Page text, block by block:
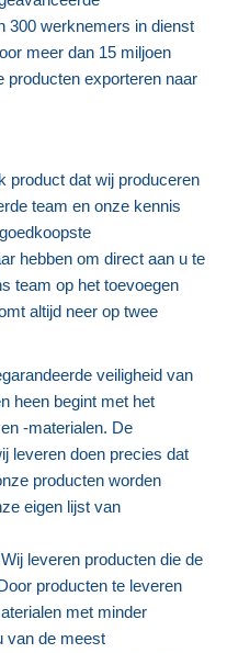
300 werknemers in dienst
meer dan 15 miljoen
producten exporteren naar
product dat wij produceren
team en onze kennis
hebben om direct aan u te
team op het toevoegen
altijd neer op twee
veiligheid van
heen begint met het
-materialen. De
leveren doen precies dat
producten worden
eigen lijst van
leveren producten die de
producten te leveren
met minder
van de meest